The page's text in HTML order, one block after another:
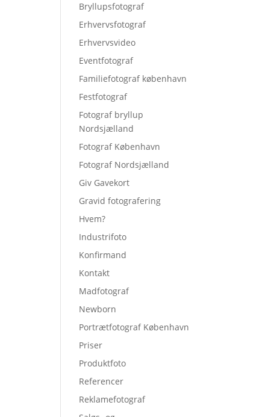
Bryllupsfotograf
Erhvervsfotograf
Erhvervsvideo
Eventfotograf
Familiefotograf københavn
Festfotograf
Fotograf bryllup
Nordsjælland
Fotograf København
Fotograf Nordsjælland
Giv Gavekort
Gravid fotografering
Hvem?
Industrifoto
Konfirmand
Kontakt
Madfotograf
Newborn
Portrætfotograf København
Priser
Produktfoto
Referencer
Reklamefotograf